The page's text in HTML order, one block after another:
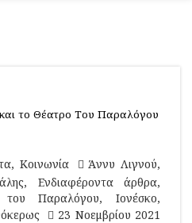
το Θέατρο Του Παραλόγου
, Κοινωνία Άννυ Λιγνού,
, Ενδιαφέροντα άρθρα,
του Παραλόγου, Ιονέσκο,
23 Νοεμβρίου 2021